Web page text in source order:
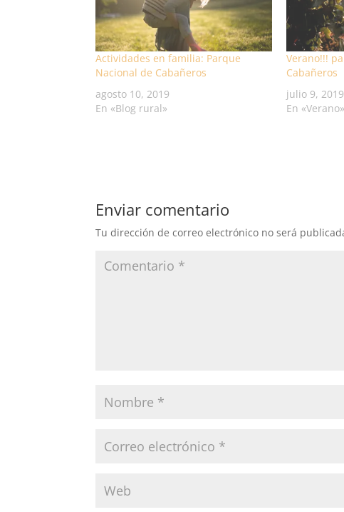
Actividades en familia: Parque
Nacional de Cabañeros
agosto 10, 2019
En «Blog rural»
Verano!!!
Cabañeros
julio 9, 2019
En «Verano»
Enviar comentario
Tu dirección de correo electrónico no será